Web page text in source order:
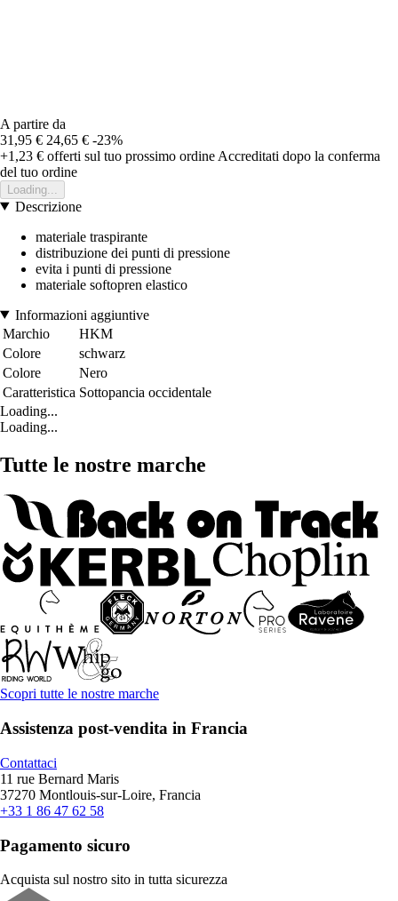
A partire da
31,95 € 24,65 € -23%
+1,23 € offerti sul tuo prossimo ordine Accreditati dopo la conferma
del tuo ordine
Loading...
Descrizione
materiale traspirante
distribuzione dei punti di pressione
evita i punti di pressione
materiale softopren elastico
Informazioni aggiuntive
Marchio
HKM
Colore
schwarz
Colore
Nero
Caratteristica Sottopancia occidentale
Loading...
Loading...
Tutte le nostre marche
Scopri tutte le nostre marche
Assistenza post-vendita in Francia
Contattaci
11 rue Bernard Maris
37270 Montlouis-sur-Loire, Francia
+33 1 86 47 62 58
Pagamento sicuro
Acquista sul nostro sito in tutta sicurezza